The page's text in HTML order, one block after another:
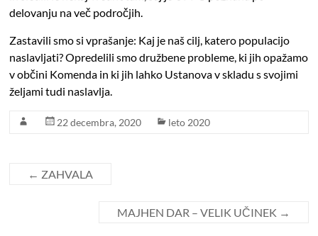
delovanju na več področjih.
Zastavili smo si vprašanje: Kaj je naš cilj, katero populacijo
naslavljati?Opredelili smo družbene probleme, ki jih opažamo
v občini Komenda in ki jih lahko Ustanova v skladu s svojimi
željami tudi naslavlja.
22 decembra, 2020 leto 2020
← ZAHVALA
MAJHEN DAR – VELIK UČINEK →